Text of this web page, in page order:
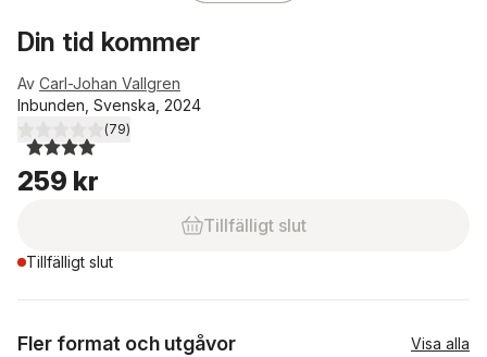
Din tid kommer
Av Carl-Johan Vallgren
Inbunden, Svenska, 2024
4,0utav 5 stjärnor. Totalt antal röster:
(79)
259 kr
Tillfälligt slut
Tillfälligt slut
Fler format och utgåvor Visa alla